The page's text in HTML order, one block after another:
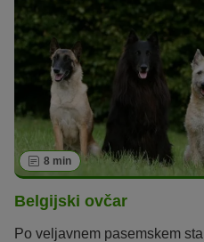
8 min
Belgijski ovčar
Po veljavnem pasemskem